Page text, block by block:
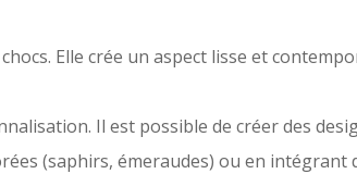
Elle crée un aspect lisse et
Il est possible de créer des
(saphirs, émeraudes) ou en